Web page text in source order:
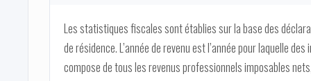
Les statistiques fiscales sont établies sur la base des
de résidence. L’année de revenu est l’année pour laquelle
compose de tous les revenus professionnels imposables